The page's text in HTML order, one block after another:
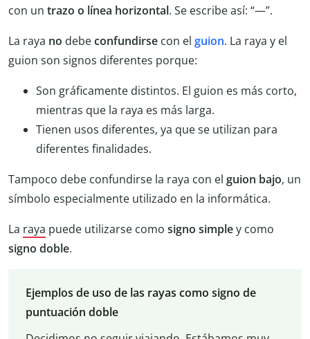
con un trazo o línea horizontal. Se escribe así: “—”.
La raya no debeconfundirse con el guion. La raya y el
guion son signos diferentes porque:
Son gráficamente distintos. El guion es más corto,
mientras que la raya es más larga.
Tienen usos diferentes, ya que se utilizan para
diferentes finalidades.
Tampoco debe confundirse la raya con el guion bajo, un
símbolo especialmente utilizado en la informática.
La raya puede utilizarse como signo simpley como
signo doble.
Ejemplos de uso de las rayas como signo de
puntuación doble